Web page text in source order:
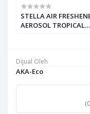
Dijual Oleh
AKA-Eco
STELLA AIR
AEROSOL TROPICAL